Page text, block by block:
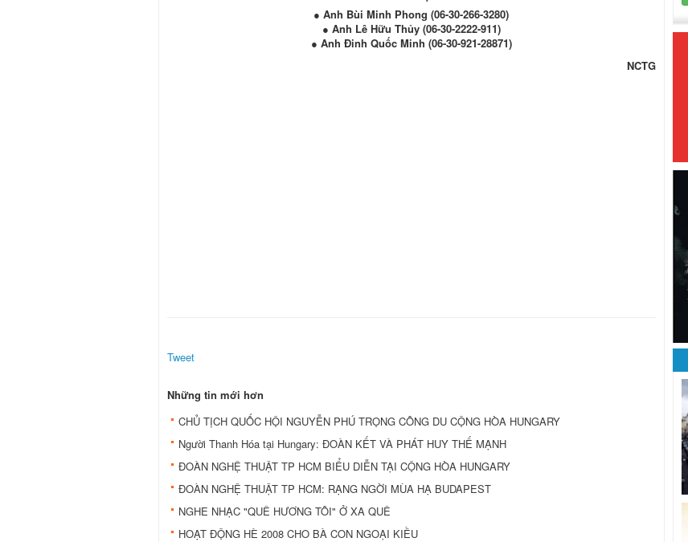
● Anh Bùi Minh Phong (06-30-266-3280)
● Anh Lê Hữu Thủy (06-30-2222-911)
● Anh Đinh Quốc Minh (06-30-921-28871)
NCTG
Tweet
Những tin mới hơn
CHỦ TỊCH QUỐC HỘI NGUYỄN PHÚ TRỌNG CÔNG DU CỘNG HÒA HUNGARY
Người Thanh Hóa tại Hungary: ĐOÀN KẾT VÀ PHÁT HUY THẾ MẠNH
ĐOÀN NGHỆ THUẬT TP HCM BIỂU DIỄN TẠI CỘNG HÒA HUNGARY
ĐOÀN NGHỆ THUẬT TP HCM: RẠNG NGỜI MÙA HẠ BUDAPEST
NGHE NHẠC "QUÊ HƯƠNG TÔI" Ở XA QUÊ
HOẠT ĐỘNG HÈ 2008 CHO BÀ CON NGOẠI KIỀU